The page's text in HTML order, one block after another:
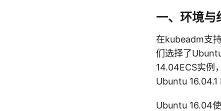
一、环境与
在kubeadm支
们选择了
14.04ECS实例
Ubuntu
Ubuntu 16.04